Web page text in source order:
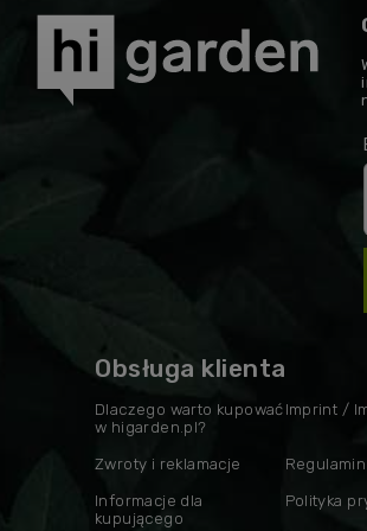
Obsługa klienta
Dlaczego warto kupować
w higarden.pl?
Imprint /
Zwroty i reklamacje Regulamin
Informacje dla
kupującego
Polityka